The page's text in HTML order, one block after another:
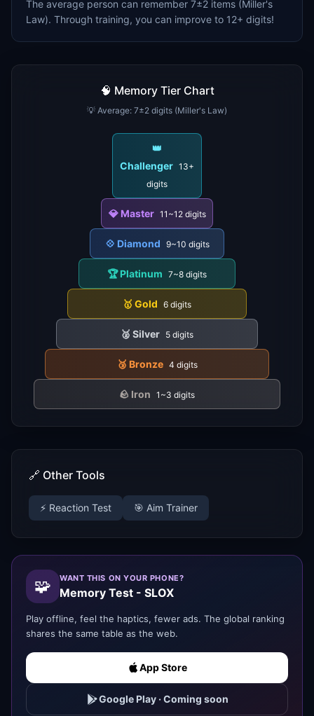
The average person can remember 7±2 items (Miller's
Law). Through training, you can improve to 12+ digits!
🧠 Memory Tier Chart
💡 Average: 7±2 digits (Miller's Law)
👑
Challenger 13+
digits
💎 Master 11~12 digits
💠 Diamond 9~10 digits
🏆Platinum 7~8 digits
🥇 Gold 6 digits
🥈 Silver 5 digits
🥉 Bronze 4 digits
🪨 Iron 1~3 digits
🔗 Other Tools
⚡ Reaction Test 🎯 Aim Trainer
🧩 WANT THIS ON YOUR PHONE?
Memory Test - SLOX
Play offline, feel the haptics, fewer ads. The global ranking
shares the same table as the web.
App Store
Google Play·Coming soon